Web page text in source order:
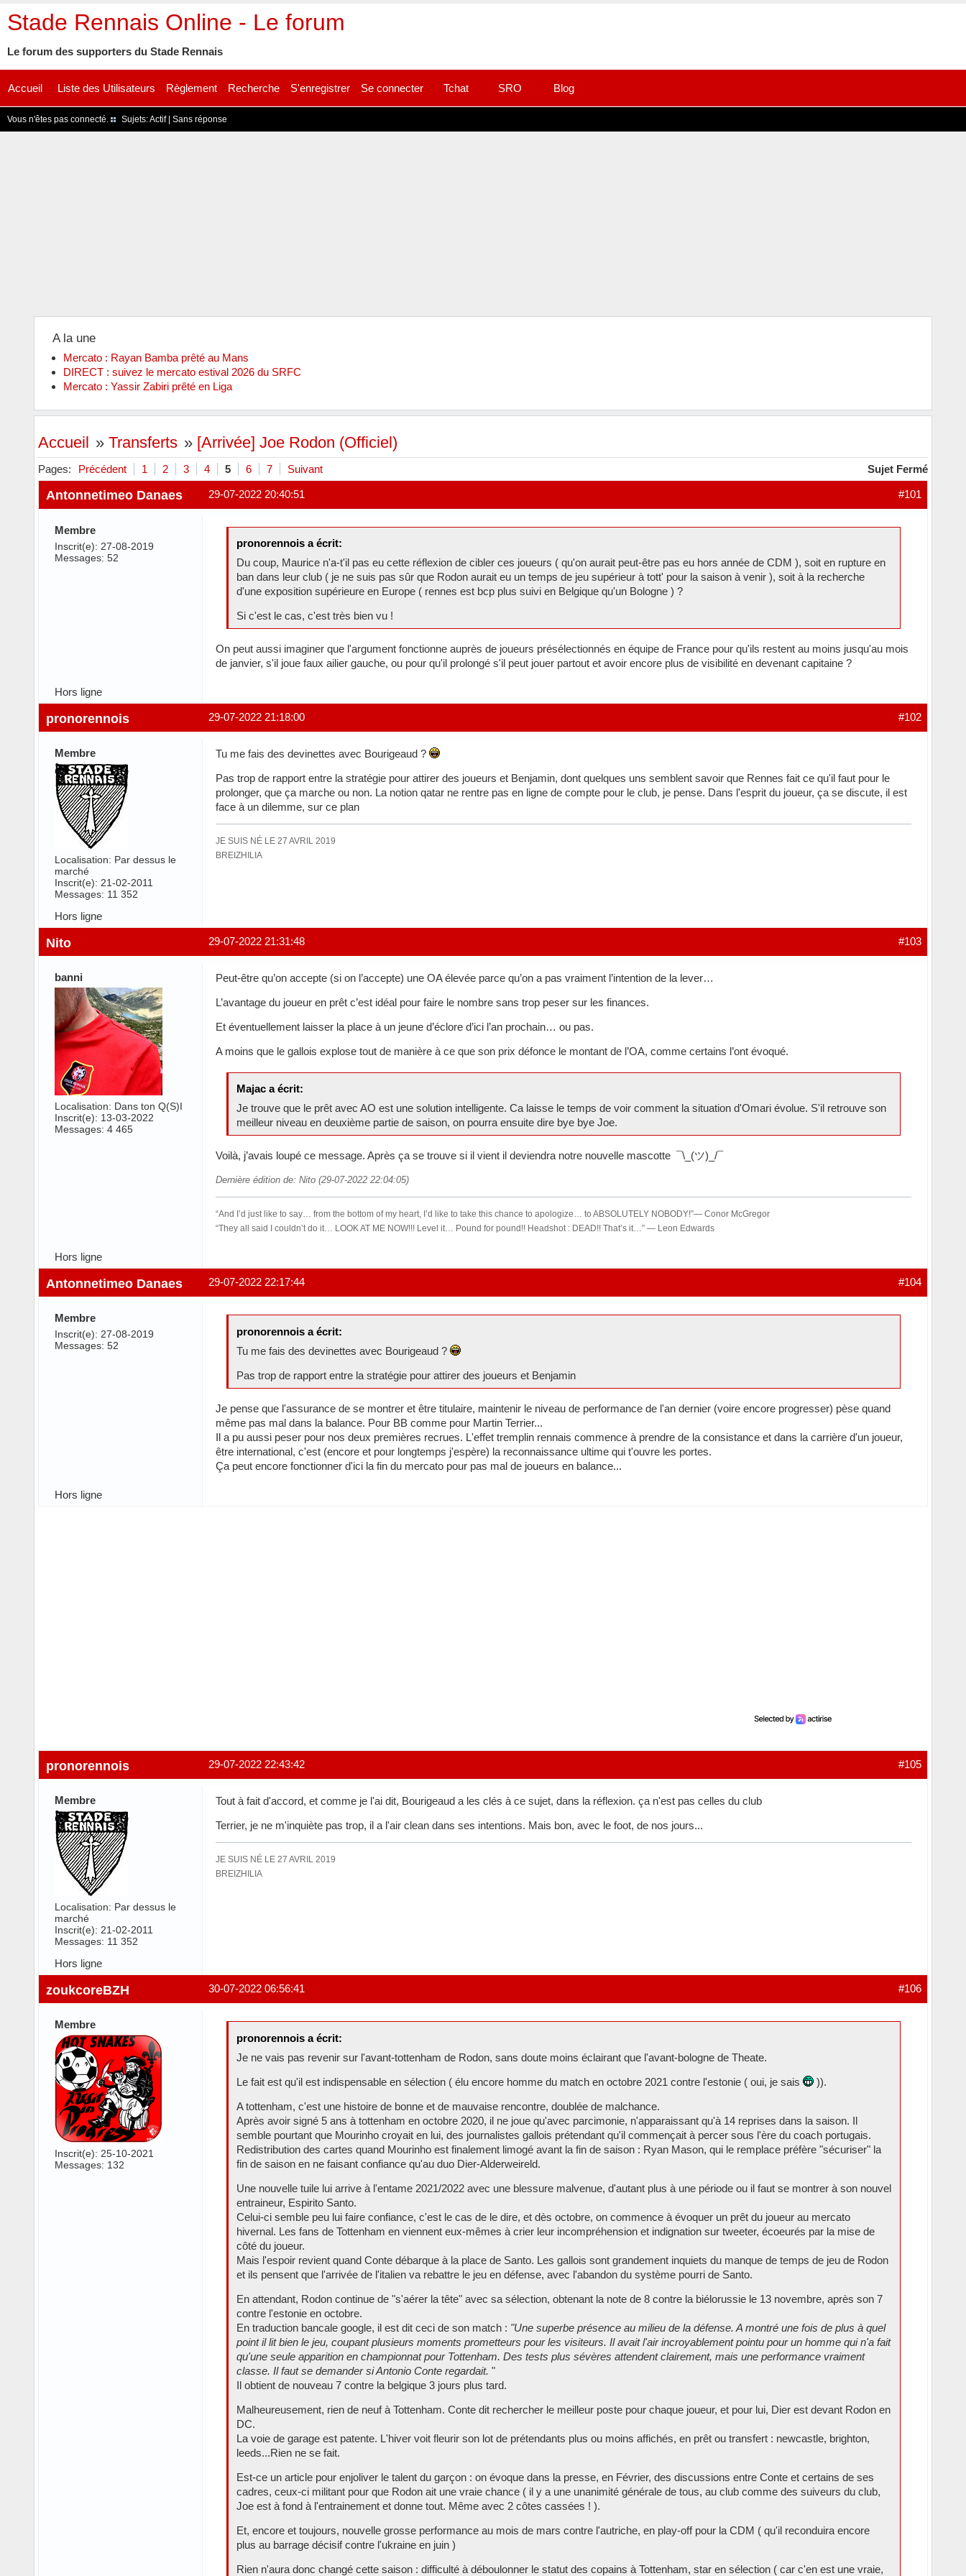
Stade Rennais Online - Le forum
Le forum des supporters du Stade Rennais
Accueil Liste des Utilisateurs Règlement Recherche S'enregistrer Se connecter Tchat SRO Blog
Vous n'êtes pas connecté. Sujets:Actif| Sans réponse
A la une
Mercato : Rayan Bamba prêté au Mans
DIRECT : suivez le mercato estival 2026 du SRFC
Mercato : Yassir Zabiri prêté en Liga
Accueil » Transferts » [Arrivée] Joe Rodon (Officiel)
Pages: Précédent 1 2 3 4 5 6 7 Suivant Sujet Fermé
#101
29-07-2022 20:40:51
Antonnetimeo Danaes
Membre
Inscrit(e): 27-08-2019
Messages: 52
pronorennois a écrit:
Du coup, Maurice n'a-t'il pas eu cette réflexion de cibler ces joueurs ( qu'on aurait peut-être pas eu hors année de CDM ), soit en rupture en
ban dans leur club ( je ne suis pas sûr que Rodon aurait eu un temps de jeu supérieur à tott' pour la saison à venir ), soit à la recherche
d'une exposition supérieure en Europe ( rennes est bcp plus suivi en Belgique qu'un Bologne ) ?
Si c'est le cas, c'est très bien vu !
On peut aussi imaginer que l'argument fonctionne auprès de joueurs présélectionnés en équipe de France pour qu'ils restent au moins jusqu'au mois
de janvier, s'il joue faux ailier gauche, ou pour qu'il prolongé s'il peut jouer partout et avoir encore plus de visibilité en devenant capitaine ?
Hors ligne
#102
29-07-2022 21:18:00
pronorennois
Membre
Localisation: Par dessus le
marché
Inscrit(e): 21-02-2011
Messages: 11 352
Tu me fais des devinettes avec Bourigeaud ?
Pas trop de rapport entre la stratégie pour attirer des joueurs et Benjamin, dont quelques uns semblent savoir que Rennes fait ce qu'il faut pour le
prolonger, que ça marche ou non. La notion qatar ne rentre pas en ligne de compte pour le club, je pense. Dans l'esprit du joueur, ça se discute, il est
face à un dilemme, sur ce plan
JE SUIS NÉ LE 27 AVRIL 2019
BREIZHILIA
Hors ligne
#103
29-07-2022 21:31:48
Nito
banni
Localisation: Dans ton Q(S)I
Inscrit(e): 13-03-2022
Messages: 4 465
Peut-être qu’on accepte (si on l’accepte) une OA élevée parce qu’on a pas vraiment l’intention de la lever…
L’avantage du joueur en prêt c’est idéal pour faire le nombre sans trop peser sur les finances.
Et éventuellement laisser la place à un jeune d’éclore d’ici l’an prochain… ou pas.
A moins que le gallois explose tout de manière à ce que son prix défonce le montant de l’OA, comme certains l’ont évoqué.
Majac a écrit:
Je trouve que le prêt avec AO est une solution intelligente. Ca laisse le temps de voir comment la situation d'Omari évolue. S'il retrouve son
meilleur niveau en deuxième partie de saison, on pourra ensuite dire bye bye Joe.
Voilà, j’avais loupé ce message. Après ça se trouve si il vient il deviendra notre nouvelle mascotte ¯\_(ツ)_/¯
Dernière édition de: Nito (29-07-2022 22:04:05)
“And I’d just like to say… from the bottom of my heart, I’d like to take this chance to apologize… to ABSOLUTELY NOBODY!”― Conor McGregor
“They all said I couldn’t do it… LOOK AT ME NOW!!! Level it… Pound for pound!! Headshot : DEAD!! That’s it…” ― Leon Edwards
Hors ligne
#104
29-07-2022 22:17:44
Antonnetimeo Danaes
Membre
Inscrit(e): 27-08-2019
Messages: 52
pronorennois a écrit:
Tu me fais des devinettes avec Bourigeaud ?
Pas trop de rapport entre la stratégie pour attirer des joueurs et Benjamin
Je pense que l'assurance de se montrer et être titulaire, maintenir le niveau de performance de l'an dernier (voire encore progresser) pèse quand
même pas mal dans la balance. Pour BB comme pour Martin Terrier...
Il a pu aussi peser pour nos deux premières recrues. L'effet tremplin rennais commence à prendre de la consistance et dans la carrière d'un joueur,
être international, c'est (encore et pour longtemps j'espère) la reconnaissance ultime qui t'ouvre les portes.
Ça peut encore fonctionner d'ici la fin du mercato pour pas mal de joueurs en balance...
Hors ligne
#105
29-07-2022 22:43:42
pronorennois
Membre
Localisation: Par dessus le
marché
Inscrit(e): 21-02-2011
Messages: 11 352
Tout à fait d'accord, et comme je l'ai dit, Bourigeaud a les clés à ce sujet, dans la réflexion. ça n'est pas celles du club
Terrier, je ne m'inquiète pas trop, il a l'air clean dans ses intentions. Mais bon, avec le foot, de nos jours...
JE SUIS NÉ LE 27 AVRIL 2019
BREIZHILIA
Hors ligne
#106
30-07-2022 06:56:41
zoukcoreBZH
Membre
Inscrit(e): 25-10-2021
Messages: 132
pronorennois a écrit:
Je ne vais pas revenir sur l'avant-tottenham de Rodon, sans doute moins éclairant que l'avant-bologne de Theate.
Le fait est qu'il est indispensable en sélection ( élu encore homme du match en octobre 2021 contre l'estonie ( oui, je sais
)).
A tottenham, c'est une histoire de bonne et de mauvaise rencontre, doublée de malchance.
Après avoir signé 5 ans à tottenham en octobre 2020, il ne joue qu'avec parcimonie, n'apparaissant qu'à 14 reprises dans la saison. Il
semble pourtant que Mourinho croyait en lui, des journalistes gallois prétendant qu'il commençait à percer sous l'ère du coach portugais.
Redistribution des cartes quand Mourinho est finalement limogé avant la fin de saison : Ryan Mason, qui le remplace préfère "sécuriser" la
fin de saison en ne faisant confiance qu'au duo Dier-Alderweireld.
Une nouvelle tuile lui arrive à l'entame 2021/2022 avec une blessure malvenue, d'autant plus à une période ou il faut se montrer à son nouvel
entraineur, Espirito Santo.
Celui-ci semble peu lui faire confiance, c'est le cas de le dire, et dès octobre, on commence à évoquer un prêt du joueur au mercato
hivernal. Les fans de Tottenham en viennent eux-mêmes à crier leur incompréhension et indignation sur tweeter, écoeurés par la mise de
côté du joueur.
Mais l'espoir revient quand Conte débarque à la place de Santo. Les gallois sont grandement inquiets du manque de temps de jeu de Rodon
et ils pensent que l'arrivée de l'italien va rebattre le jeu en défense, avec l'abandon du système pourri de Santo.
En attendant, Rodon continue de "s'aérer la tête" avec sa sélection, obtenant la note de 8 contre la biélorussie le 13 novembre, après son 7
contre l'estonie en octobre.
En traduction bancale google, il est dit ceci de son match : "Une superbe présence au milieu de la défense. A montré une fois de plus à quel
point il lit bien le jeu, coupant plusieurs moments prometteurs pour les visiteurs. Il avait l'air incroyablement pointu pour un homme qui n'a fait
qu'une seule apparition en championnat pour Tottenham. Des tests plus sévères attendent clairement, mais une performance vraiment
classe. Il faut se demander si Antonio Conte regardait. "
Il obtient de nouveau 7 contre la belgique 3 jours plus tard.
Malheureusement, rien de neuf à Tottenham. Conte dit rechercher le meilleur poste pour chaque joueur, et pour lui, Dier est devant Rodon en
DC.
La voie de garage est patente. L'hiver voit fleurir son lot de prétendants plus ou moins affichés, en prêt ou transfert : newcastle, brighton,
leeds...Rien ne se fait.
Est-ce un article pour enjoliver le talent du garçon : on évoque dans la presse, en Février, des discussions entre Conte et certains de ses
cadres, ceux-ci militant pour que Rodon ait une vraie chance ( il y a une unanimité générale de tous, au club comme des suiveurs du club,
Joe est à fond à l'entrainement et donne tout. Même avec 2 côtes cassées ! ).
Et, encore et toujours, nouvelle grosse performance au mois de mars contre l'autriche, en play-off pour la CDM ( qu'il reconduira encore
plus au barrage décisif contre l'ukraine en juin )
Rien n'aura donc changé cette saison : difficulté à déboulonner le statut des copains à Tottenham, star en sélection ( car c'en est une vraie,